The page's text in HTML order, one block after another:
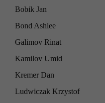
Bobik Jan
Bond Ashlee
Galimov Rinat
Kamilov Umid
Kremer Dan
Ludwiczak Krzystof